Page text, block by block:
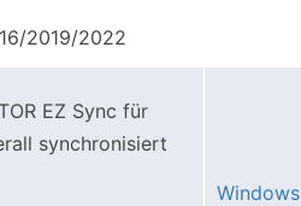
2019/2022
EZ Sync für
synchronisiert
Windows